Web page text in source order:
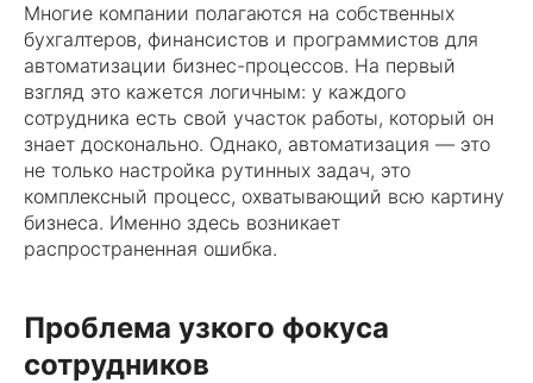
Многие компании полагаются на собственных
бухгалтеров, финансистов и программистов для
автоматизации бизнес-процессов. На первый
взгляд это кажется логичным: у каждого
сотрудника есть свой участок работы, который он
знает досконально. Однако, автоматизация — это
не только настройка рутинных задач, это
комплексный процесс, охватывающий всю картину
бизнеса. Именно здесь возникает
распространенная ошибка.
Проблема узкого фокуса
сотрудников